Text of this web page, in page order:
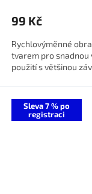
99 Kč
Rychlovýměnné
tvarem pro snadnou
použití s většinou
Sleva 7 % po
registraci